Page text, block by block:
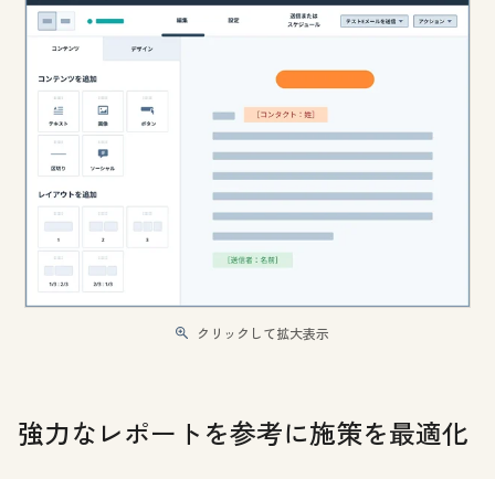
クリックして拡大表示
強力なレポートを参考に施策を最適化